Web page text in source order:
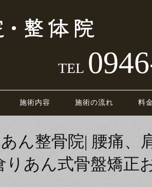
施術内容 施術の流れ 料
TEL
ん整骨院| 腰痛
りあん式骨盤矯正